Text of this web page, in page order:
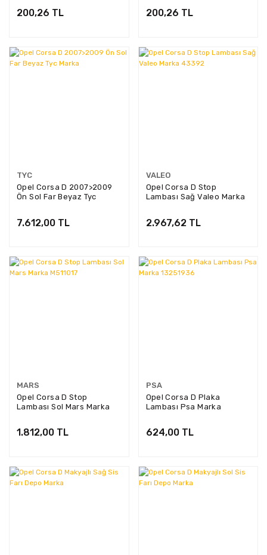
200,26 TL 200,26 TL
TYC
Opel Corsa D 2007>2009
Ön Sol Far Beyaz Tyc
7.612,00 TL
VALEO
Opel Corsa D Stop
Lambası Sağ Valeo Marka
2.967,62 TL
MARS
Opel Corsa D Stop
Lambası Sol Mars Marka
1.812,00 TL
PSA
Opel Corsa D Plaka
Lambası Psa Marka
624,00 TL